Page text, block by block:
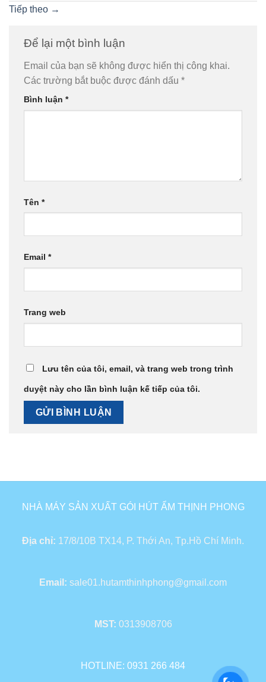
Tiếp theo →
Để lại một bình luận
Email của bạn sẽ không được hiển thị công khai.
Các trường bắt buộc được đánh dấu *
Bình luận *
Tên *
Email *
Trang web
Lưu tên của tôi, email, và trang web trong trình
duyệt này cho lần bình luận kế tiếp của tôi.
NHÀ MÁY SẢN XUẤT GÓI HÚT ẨM THỊNH PHONG
Địa chỉ: 17/8/10B TX14, P. Thới An, Tp.Hồ Chí Minh.
Email: sale01.hutamthinhphong@gmail.com
MST: 0313908706
HOTLINE: 0931 266 484